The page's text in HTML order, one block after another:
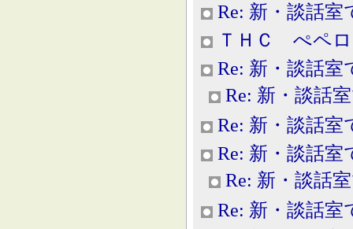
Re: 新・談話室
ＴＨＣ ぺペ
Re: 新・談話室
Re: 新・談話
Re: 新・談話室
Re: 新・談話室
Re: 新・談話
Re: 新・談話室